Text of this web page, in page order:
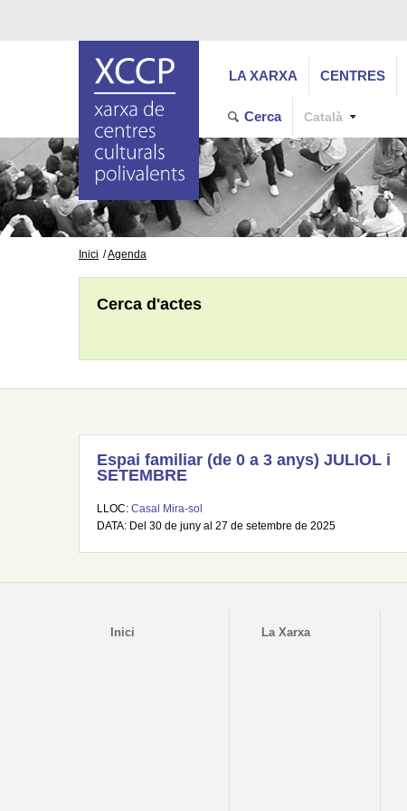
LA XARXA CENTRES
Cerca Català
Inici Agenda
Cerca d'actes
Espai familiar (de 0 a 3 anys) JULIOL i
SETEMBRE
LLOC: Casal Mira-sol
DATA: Del 30 de juny al 27 de setembre de 2025
Inici La Xarxa